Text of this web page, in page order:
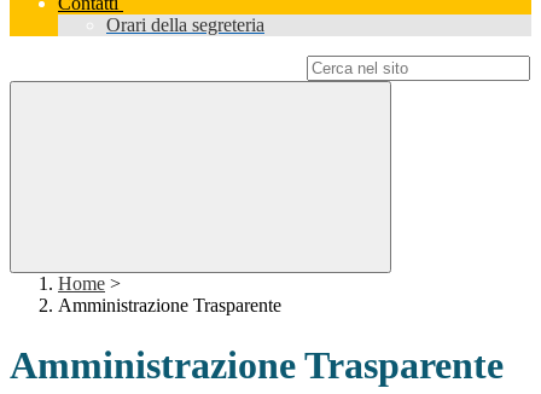
Orari della segreteria
Home >
Amministrazione Trasparente
Amministrazione Trasparente